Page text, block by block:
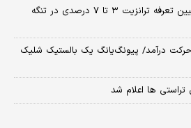
رویترز: ایران و عمان برای تعیین تعرفه ترانزیت ۳ تا ۷ درصدی در تنگه
درآمد/ پیونگ‌یانگ یک بالستیک شلیک
تراستی ها اعلام شد